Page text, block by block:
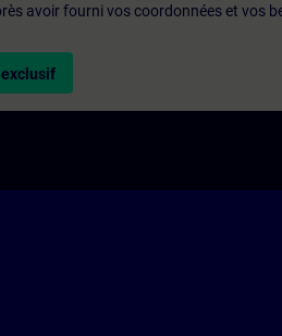
avoir fourni vos coordonnées et vos
exclusif